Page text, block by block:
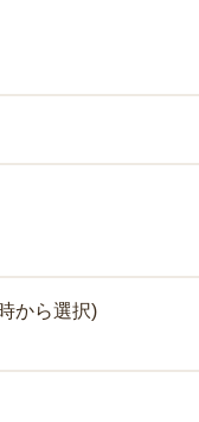
から選択)